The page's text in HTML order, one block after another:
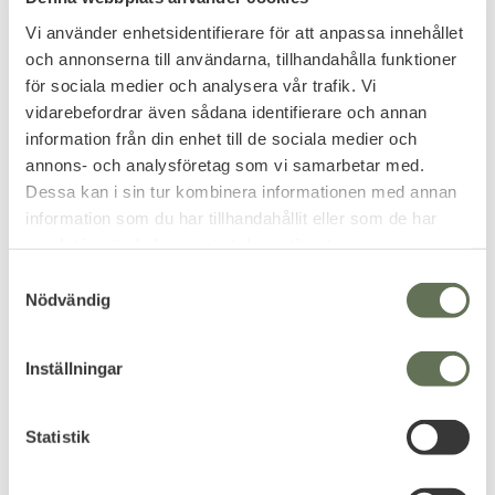
Vi använder enhetsidentifierare för att anpassa innehållet
och annonserna till användarna, tillhandahålla funktioner
för sociala medier och analysera vår trafik. Vi
vidarebefordrar även sådana identifierare och annan
information från din enhet till de sociala medier och
annons- och analysföretag som vi samarbetar med.
Dessa kan i sin tur kombinera informationen med annan
information som du har tillhandahållit eller som de har
Nödvändig
Inställningar
Statistik
Add to favorites
Rothco Allväders
Anteckningsblock A4
Skriv i alla väder med Rothcos
vattensäkra allväders
anteckningsblock.
159 KR
Add to favorites
Propper Bail Out Bag
Väska Svart
En funktionell axelväska för
dina viktigaste ägodelar.
639 KR